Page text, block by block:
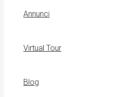
Annunci
Virtual Tour
Blog